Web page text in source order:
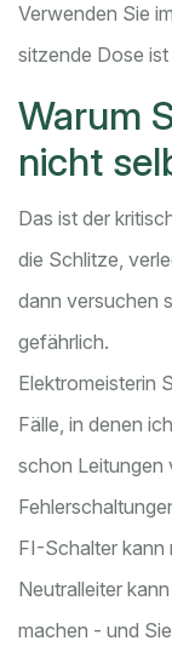
Verwenden Sie
sitzende Dose
Warum
nicht
Das ist der
die Schlitze,
dann versuchen
gefährlich.
Elektromeisterin
Fälle, in denen
schon Leitungen
FI-Schalter kann
Neutralleiter
machen - und